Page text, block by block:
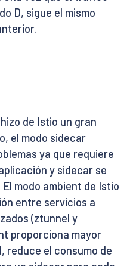
D, sigue el mismo
de Istio un gran
el modo sidecar
ya que requiere
y sidecar se
modo ambient de Istio
entre servicios a
(ztunnel y
proporciona mayor
reduce el consumo de